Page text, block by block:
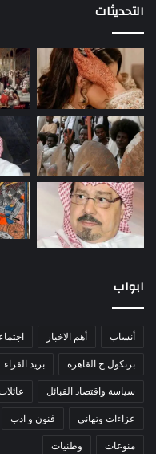
التحديثات
ابواب
أنساب أهم الاخبار
برتكول ج القاهرة بريد القراء
سياسة واقتصاد القبائل
عزاءات وتهانى فنون و ادب
منوعات وطنيات